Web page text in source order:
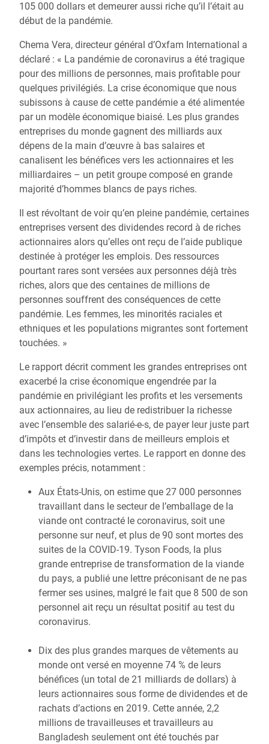
105 000 dollars et demeurer aussi riche qu’il l’était au
début de la pandémie.
Chema Vera, directeur général d’Oxfam International a
déclaré : « La pandémie de coronavirus a été tragique
pour des millions de personnes, mais profitable pour
quelques privilégiés. La crise économique que nous
subissons à cause de cette pandémie a été alimentée
par un modèle économique biaisé. Les plus grandes
entreprises du monde gagnent des milliards aux
dépens de la main d’œuvre à bas salaires et
canalisent les bénéfices vers les actionnaires et les
milliardaires – un petit groupe composé en grande
majorité d’hommes blancs de pays riches.
Il est révoltant de voir qu’en pleine pandémie, certaines
entreprises versent des dividendes record à de riches
actionnaires alors qu’elles ont reçu de l’aide publique
destinée à protéger les emplois. Des ressources
pourtant rares sont versées aux personnes déjà très
riches, alors que des centaines de millions de
personnes souffrent des conséquences de cette
pandémie. Les femmes, les minorités raciales et
ethniques et les populations migrantes sont fortement
touchées. »
Le rapport décrit comment les grandes entreprises ont
exacerbé la crise économique engendrée par la
pandémie en privilégiant les profits et les versements
aux actionnaires, au lieu de redistribuer la richesse
avec l’ensemble des salarié-e-s, de payer leur juste part
d’impôts et d’investir dans de meilleurs emplois et
dans les technologies vertes. Le rapport en donne des
exemples précis, notamment :
Aux États-Unis, on estime que 27 000 personnes
travaillant dans le secteur de l’emballage de la
viande ont contracté le coronavirus, soit une
personne sur neuf, et plus de 90 sont mortes des
suites de la COVID-19. Tyson Foods, la plus
grande entreprise de transformation de la viande
du pays, a publié une lettre préconisant de ne pas
fermer ses usines, malgré le fait que 8 500 de son
personnel ait reçu un résultat positif au test du
coronavirus.
Dix des plus grandes marques de vêtements au
monde ont versé en moyenne 74 % de leurs
bénéfices (un total de 21 milliards de dollars) à
leurs actionnaires sous forme de dividendes et de
rachats d’actions en 2019. Cette année, 2,2
millions de travailleuses et travailleurs au
Bangladesh seulement ont été touchés par